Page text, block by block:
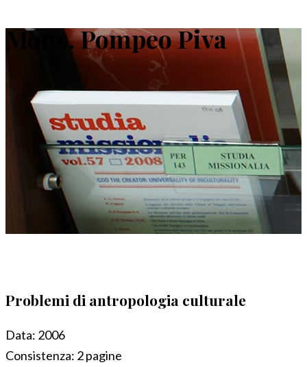
Mons. Pompeo Piva
Problemi di antropologia culturale
Data: 2006
Consistenza: 2 pagine